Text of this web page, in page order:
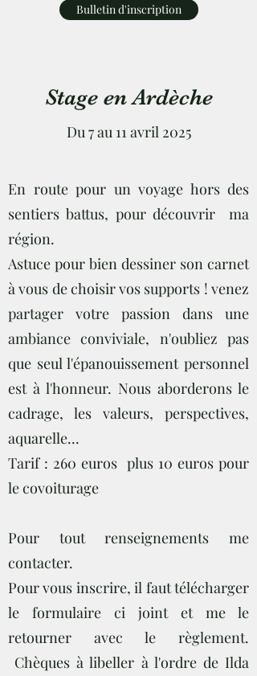
Bulletin d'inscription
Stage en Ardèche
Du 7 au 11 avril 2025
En route pour un voyage hors des
sentiers battus, pour découvrir ma
région.
Astuce pour bien dessiner son carnet
à vous de choisir vos supports ! venez
partager votre passion dans une
ambiance conviviale, n'oubliez pas
que seul l'épanouissement personnel
est à l'honneur. Nous aborderons le
cadrage, les valeurs, perspectives,
aquarelle...
Tarif : 260 euros plus 10 euros pour
le covoiturage
Pour tout renseignements me
contacter.
Pour vous inscrire, il faut télécharger
le formulaire ci joint et me le
retourner avec le règlement.
Chèques à libeller à l'ordre de Ilda